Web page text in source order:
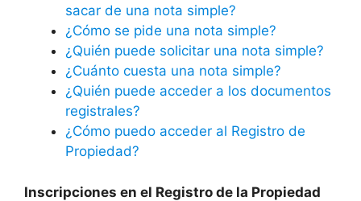
sacar de una nota simple?
¿Cómo se pide una nota simple?
¿Quién puede solicitar una nota simple?
¿Cuánto cuesta una nota simple?
¿Quién puede acceder a los documentos
registrales?
¿Cómo puedo acceder al Registro de
Propiedad?
Inscripciones en el Registro de la Propiedad